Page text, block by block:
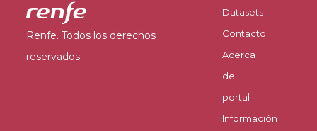
Renfe. Todos los derechos
reservados.
Datasets
Contacto
Acerca
del
portal
Información